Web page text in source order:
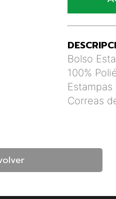
Bolso
100%
Correas